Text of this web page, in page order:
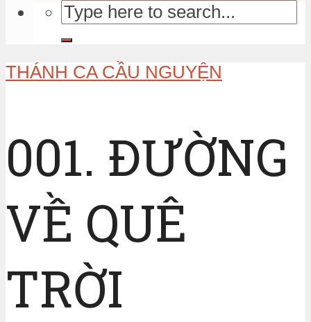
THÁNH CA CẦU NGUYỆN
001. ĐƯỜNG
VỀ QUÊ
TRỜI